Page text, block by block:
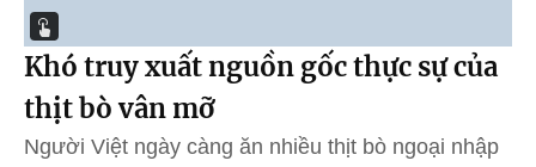
Khó truy xuất nguồn gốc thực sự của
thịt bò vân mỡ
Người Việt ngày càng ăn nhiều thịt bò ngoại nhập